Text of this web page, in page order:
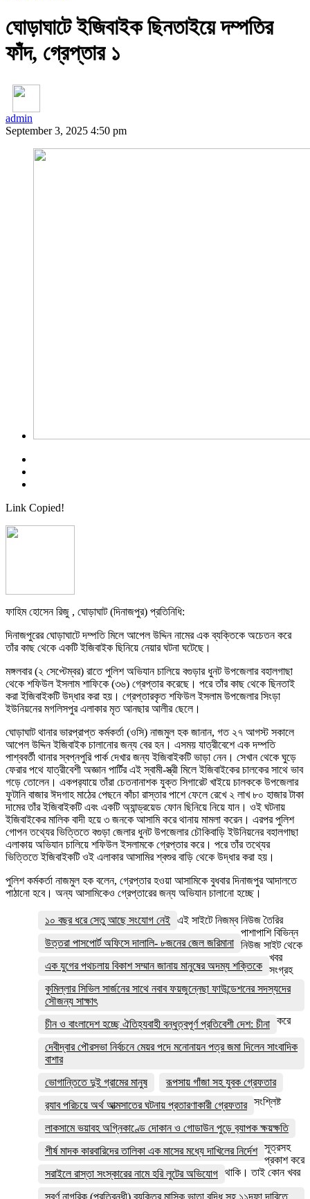
ঘোড়াঘাটে ইজিবাইক ছিনতাইয়ে দম্পতির
ফাঁদ, গ্রেপ্তার ১
admin
September 3, 2025 4:50 pm
Link Copied!
ফাহিম হোসেন রিজু , ঘোড়াঘাট (দিনাজপুর) প্রতিনিধি:
দিনাজপুরের ঘোড়াঘাটে দম্পতি মিলে আপেল উদ্দিন নামের এক ব্যক্তিকে অচেতন করে
তাঁর কাছ থেকে একটি ইজিবাইক ছিনিয়ে নেয়ার ঘটনা ঘটেছে।
মঙ্গলবার (২ সেপ্টেম্বর) রাতে পুলিশ অভিযান চালিয়ে বগুড়ার ধুনট উপজেলার বহালগাছা
থেকে শফিউল ইসলাম শাফিকে (৩৬) গ্রেপ্তার করেছে। পরে তাঁর কাছ থেকে ছিনতাই
করা ইজিবাইকটি উদ্ধার করা হয়। গ্রেপ্তারকৃত শফিউল ইসলাম উপজেলার সিংড়া
ইউনিয়নের মগলিসপুর এলাকার মৃত আনছার আলীর ছেলে।
ঘোড়াঘাট থানার ভারপ্রাপ্ত কর্মকর্তা (ওসি) নাজমুল হক জানান, গত ২৭ আগস্ট সকালে
আপেল উদ্দিন ইজিবাইক চালানোর জন্য বের হন। এসময় যাত্রীবেশে এক দম্পতি
পাশ্ববর্তী থানার স্বপ্নপুরি পার্ক দেখার জন্য ইজিবাইকটি ভাড়া নেন। সেখান থেকে ঘুড়ে
ফেরার পথে যাত্রীবেশী অজ্ঞান পার্টির এই স্বামী-স্ত্রী মিলে ইজিবাইকের চালকের সাথে ভাব
গড়ে তোলেন। একপর‌্যায়ে তাঁরা চেতনানাশক যুক্ত সিগারেট খাইয়ে চালককে উপজেলার
ফুটানি বাজার ঈদগাহ মাঠের পেছনে কাঁচা রাস্তার পাশে ফেলে রেখে ২ লাখ ৮০ হাজার টাকা
দামের তাঁর ইজিবাইকটি এবং একটি অ্যান্ড্রয়েড ফোন ছিনিয়ে নিয়ে যান। ওই ঘটনায়
ইজিবাইকের মালিক বাদী হয়ে ৩ জনকে আসামি করে থানায় মামলা করেন। এরপর পুলিশ
গোপন তথ্যের ভিত্তিতে বগুড়া জেলার ধুনট উপজেলার চৌকিবাড়ি ইউনিয়নের বহালগাছা
এলাকায় অভিযান চালিয়ে শফিউল ইসলামকে গ্রেপ্তার করে। পরে তাঁর তথ্যের
ভিত্তিতে ইজিবাইকটি ওই এলাকার আসামির শ্বশুর বাড়ি থেকে উদ্ধার করা হয়।
পুলিশ কর্মকর্তা নাজমুল হক বলেন, গ্রেপ্তার হওয়া আসামিকে বুধবার দিনাজপুর আদালতে
পাঠানো হবে। অন্য আসামিকেও গ্রেপ্তারের জন্য অভিযান চালানো হচ্ছে।
১০ বছর ধরে সেতু আছে সংযোগ নেই
উত্তরা পাসপোর্ট অফিসে দালালি- ৮জনের জেল জরিমানা
এক যুগের পথচলায় বিকাশ সম্মান জানায় মানুষের অদম্য শক্তিকে
কুমিল্লার সিভিল সার্জনের সাথে নবাব ফয়জুন্নেছা ফাউন্ডেশনের সদস্যদের
সৌজন্য সাক্ষাৎ
চীন ও বাংলাদেশ হচ্ছে ঐতিহ্যবাহী বন্ধুত্বপূর্ণ প্রতিবেশী দেশ: চীনা
দেবীদ্বার পৌরসভা নির্বচনে মেয়র পদে মনোনায়ন পত্র জমা দিলেন সাংবাদিক
বাশার
ভোগান্তিতে দুই গ্রামের মানুষ
রূপসায় গাঁজা সহ যুবক গ্রেফতার
র‌্যাব পরিচয়ে অর্থ আত্মসাতের ঘটনায় প্রতারণাকারী গ্রেফতার
লাকসামে ভয়াবহ অগ্নিকাণ্ডে দোকান ও গোডাউন পুড়ে ব‍্যাপক ক্ষয়ক্ষতি
শীর্ষ মাদক কারবারিদের তালিকা এক মাসের মধ্যে দাখিলের নির্দেশ
সরাইলে রাস্তা সংস্কারের নামে হরি লুটের অভিযোগ
সুবর্ণ নাগরিক (প্রতিবন্ধী) ব্যক্তির মাসিক ভাতা বৃদ্ধি সহ ১১দফা দাবিতে
এই সাইটে নিজম্ব নিউজ তৈরির
পাশাপাশি বিভিন্ন
নিউজ সাইট থেকে
খবর
সংগ্রহ
করে
সংশ্লিষ্ট
সূত্রসহ
প্রকাশ করে
থাকি। তাই কোন খবর